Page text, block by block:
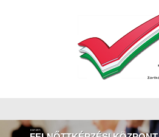
EMT ZRT.